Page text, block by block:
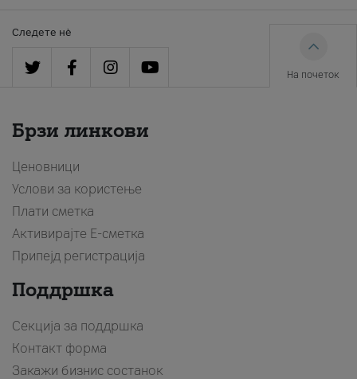
Следете нè
На почеток
Брзи линкови
Ценовници
Услови за користење
Плати сметка
Активирајте Е-сметка
Припејд регистрација
Поддршка
Секција за поддршка
Контакт форма
Закажи бизнис состанок